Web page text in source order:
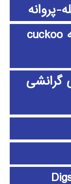
پروانه
الگوریتم جستجوی فاخته cuckoo
گرانشی